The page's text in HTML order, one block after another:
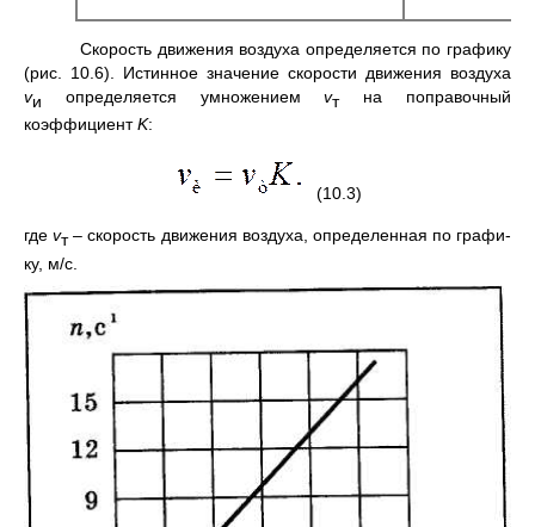
Скорость движения воздуха определяется по графику
(рис. 10.6). Ис­тинное значение скорости движения воздуха
vи оп­ределяется умножениемvтна поправочный
коэффициентK:
(10.3)
гдеvт– скорость движения воздуха, определенная по графи­
ку, м/с.